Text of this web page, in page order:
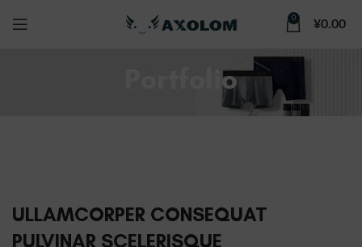
0 ¥0.00
Portfolio
ULLAMCORPER CONSEQUAT
PULVINAR SCELERISQUE